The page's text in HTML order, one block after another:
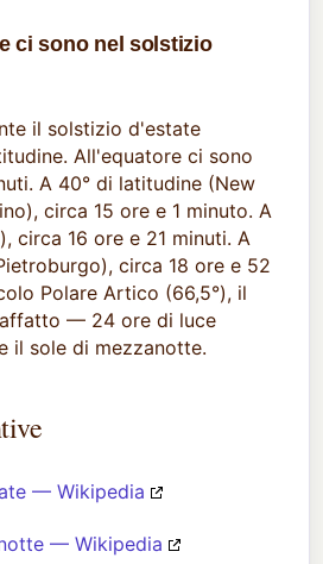
ci sono nel solstizio
il solstizio d'estate
All'equatore ci sono
A 40° di latitudine (New
circa 15 ore e 1 minuto. A
circa 16 ore e 21 minuti. A
circa 18 ore e 52
Polare Artico (66,5°), il
— 24 ore di luce
il sole di mezzanotte.
— Wikipedia
— Wikipedia